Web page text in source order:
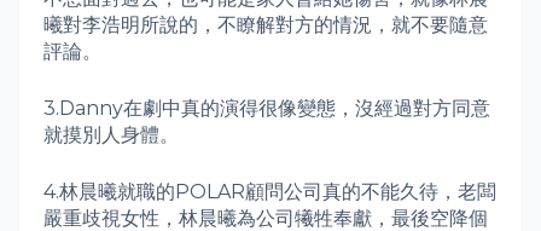
曦對李浩明所說的，不瞭解對方的情況，就不要隨意
評論。
3.Danny在劇中真的演得很像變態，沒經過對方同意
就摸別人身體。
4.林晨曦就職的POLAR顧問公司真的不能久待，老闆
嚴重歧視女性 ，林晨曦為公司犧牲奉獻，最後空降個